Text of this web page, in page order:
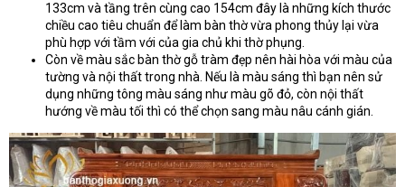
133cm và tầng trên cùng cao 154cm đây là những kích thước
chiều cao tiêu chuẩn để làm bàn thờ vừa phong thủy lại vừa
phù hợp với tầm với của gia chủ khi thờ phụng.
Còn về màu sắc bàn thờ gỗ tràm đẹp nên hài hòa với màu của
tường và nội thất trong nhà. Nếu là màu sáng thì bạn nên sử
dụng những tông màu sáng như màu gõ đỏ, còn nội thất
hướng về màu tối thì có thể chọn sang màu nâu cánh gián.